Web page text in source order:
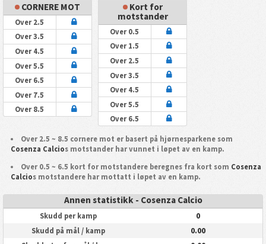
CORNERE MOT
Over 2.5
Over 3.5
Over 4.5
Over 5.5
Over 6.5
Over 7.5
Over 8.5
Kort for
motstander
Over 0.5
Over 1.5
Over 2.5
Over 3.5
Over 4.5
Over 5.5
Over 6.5
Over 2.5 ~ 8.5 cornere mot er basert på hjørnesparkene som
Cosenza Calcios motstander har vunnet i løpet av en kamp.
Over 0.5 ~ 6.5 kort for motstandere beregnes fra kort som Cosenza
Calcios motstandere har mottatt i løpet av en kamp.
Annen statistikk - Cosenza Calcio
Skudd per kamp 0
Skudd på mål / kamp 0.00